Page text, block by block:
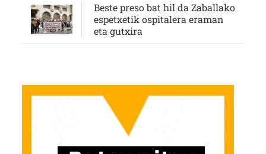
Beste preso bat hil da Zaballako
espetxetik ospitalera eraman
eta gutxira